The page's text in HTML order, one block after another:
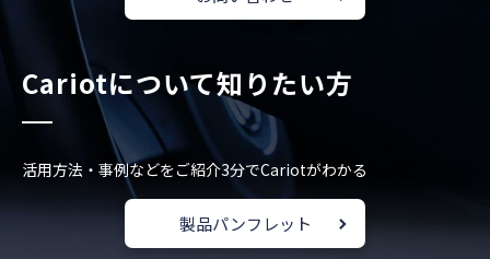
Cariotについて知りたい方
活用方法・事例などをご紹介3分でCariotがわかる
製品パンフレット